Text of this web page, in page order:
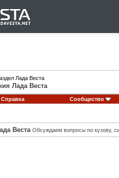
Лада Веста
Лада Веста
Справка Сообщество
Веста Обсуждаем вопросы по кузову,